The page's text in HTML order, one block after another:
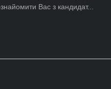
Вас з кандидат...